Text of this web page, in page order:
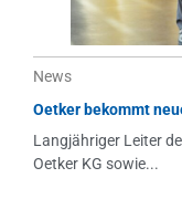
News
Oetker bekommt
Langjähriger Leiter
Oetker KG sowie...